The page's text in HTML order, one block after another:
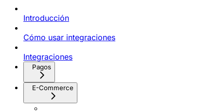
Introducción
Cómo usar integraciones
Integraciones
Pagos
E-Commerce